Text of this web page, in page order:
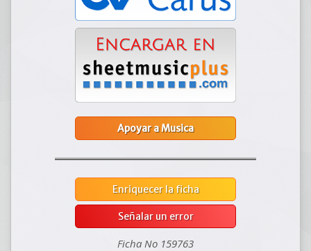
Apoyar a Musica
Enriquecer la ficha
Señalar un error
Ficha No 159763